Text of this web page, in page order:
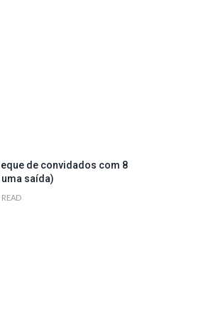
de convidados com 8
saída)